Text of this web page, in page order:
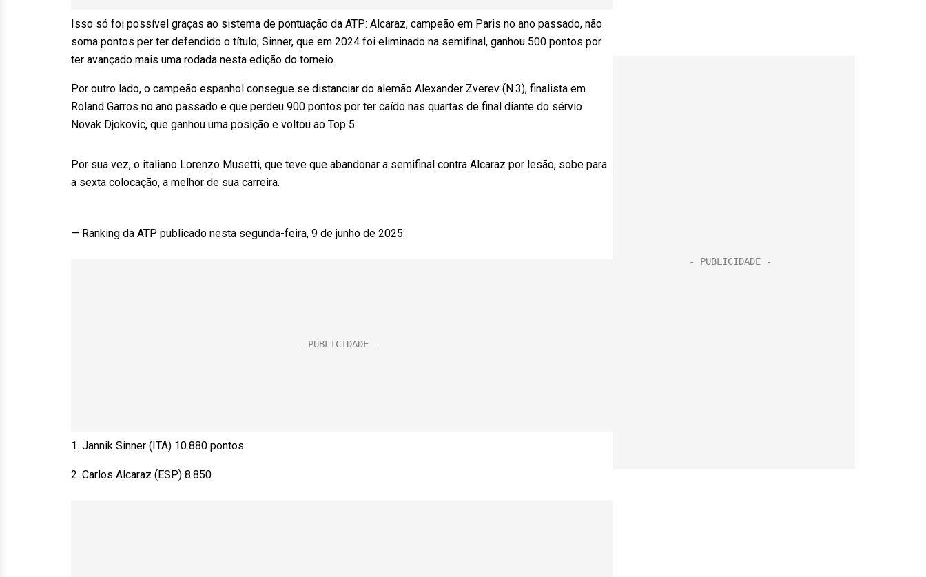
Isso só foi possível graças ao sistema de pontuação da ATP: Alcaraz, campeão em Paris no ano passado, não
soma pontos per ter defendido o título; Sinner, que em 2024 foi eliminado na semifinal, ganhou 500 pontos por
ter avançado mais uma rodada nesta edição do torneio.
Por outro lado, o campeão espanhol consegue se distanciar do alemão Alexander Zverev (N.3), finalista em
Roland Garros no ano passado e que perdeu 900 pontos por ter caído nas quartas de final diante do sérvio
Novak Djokovic, que ganhou uma posição e voltou ao Top 5.
Por sua vez, o italiano Lorenzo Musetti, que teve que abandonar a semifinal contra Alcaraz por lesão, sobe para
a sexta colocação, a melhor de sua carreira.
— Ranking da ATP publicado nesta segunda-feira, 9 de junho de 2025:
1. Jannik Sinner (ITA) 10.880 pontos
2. Carlos Alcaraz (ESP) 8.850